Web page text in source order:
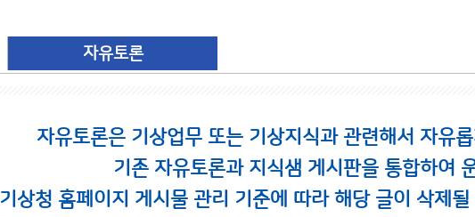
자유토론
자유토론은 기상업무 또는 기상지식과 관련해서 자유
기존 자유토론과 지식샘 게시판을 통합하여
기상청 홈페이지 게시물 관리 기준에 따라 해당 글이 삭제